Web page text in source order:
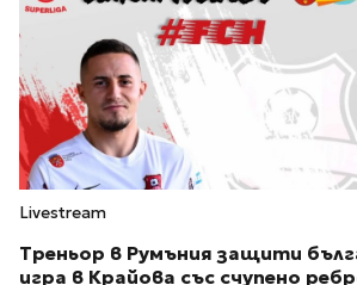
Livestream
Треньор в Румъния защити
игра в Крайова със счупено